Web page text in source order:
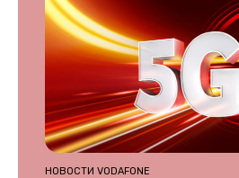
НОВОСТИ VODAFONE